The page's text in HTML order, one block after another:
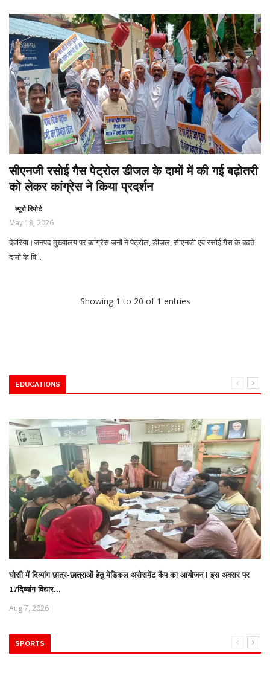
सीएनजी रसोई गैस पेट्रोल डीजल के दामों में की गई बढ़ोतरी
को लेकर कांग्रेस ने किया प्रदर्शन
ब्यूरो रिपोर्ट
May 18, 2026
देवरिया।जनपद मुख्यालय पर कांग्रेस जनों ने पेट्रोल, डीजल, सीएनजी एवं रसोई गैस के बढ़ते
दामों के वि...
Showing 1 to 20 of 1 entries
EDUCATIONS
घोसी में दिव्यांग छात्र-छात्राओं हेतु मेडिकल असेसमेंट कैंप का आयोजन l इस अवसर पर
17दिव्यांग विद्यार...
Aug 7, 2026
SPORTS